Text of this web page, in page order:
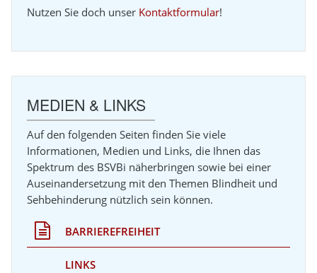
Nutzen Sie doch unser Kontaktformular!
MEDIEN & LINKS
Auf den folgenden Seiten finden Sie viele
Informationen, Medien und Links, die Ihnen das
Spektrum des BSVBi näherbringen sowie bei einer
Auseinandersetzung mit den Themen Blindheit und
Sehbehinderung nützlich sein können.
BARRIEREFREIHEIT
LINKS